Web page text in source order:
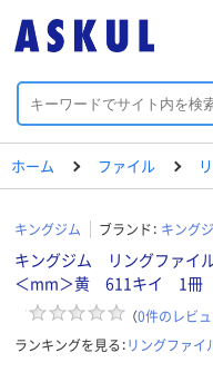
ホーム ファイル
キングジム ブランド： キング
キングジム リングファイ
＜mm＞黄 611キイ 1冊
（0件のレビ
ランキングを見る：リングファイ